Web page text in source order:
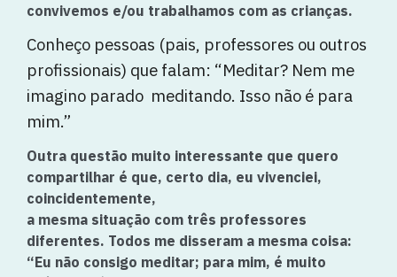
convivemos e/ou trabalhamos com as crianças.
Conheço pessoas (pais, professores ou outros
profissionais) que falam: “Meditar? Nem me
imagino parado meditando. Isso não é para
mim.”
Outra questão muito interessante que quero
compartilhar é que, certo dia, eu vivenciei,
coincidentemente,
a mesma situação com três professores
diferentes. Todos me disseram a mesma coisa:
“Eu não consigo meditar; para mim, é muito